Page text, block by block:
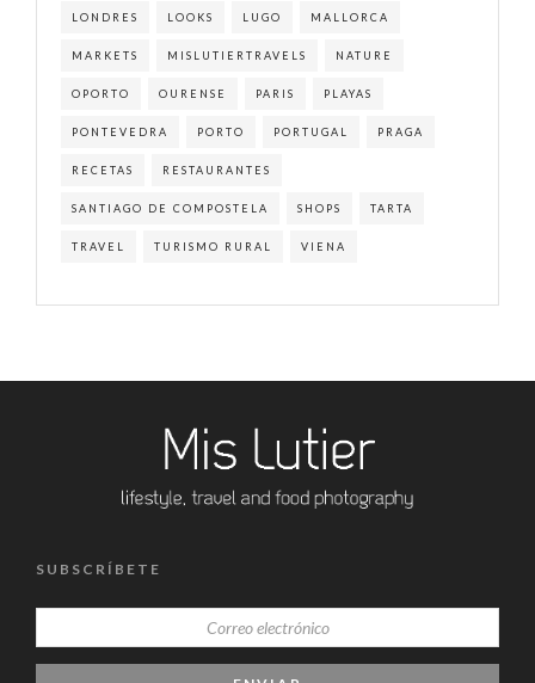
LONDRES LOOKS LUGO MALLORCA
MARKETS MISLUTIERTRAVELS NATURE
OPORTO OURENSE PARIS PLAYAS
PONTEVEDRA PORTO PORTUGAL PRAGA
RECETAS RESTAURANTES
SANTIAGO DE COMPOSTELA SHOPS TARTA
TRAVEL TURISMO RURAL VIENA
SUBSCRÍBETE